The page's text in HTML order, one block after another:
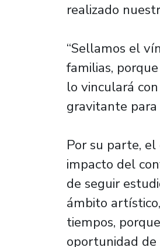
realizado
“Sellamos el
familias,
lo vinculará
gravitante para
Por su parte,
impacto del
de seguir
ámbito
tiempos,
oportunidad de